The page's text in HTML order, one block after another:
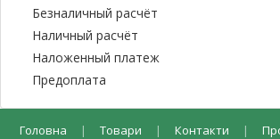
Безналичный расчёт
Наличный расчёт
Наложенный платеж
Предоплата
Головна | Товари | Контакти |